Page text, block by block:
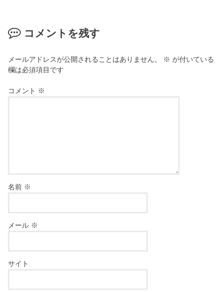
コメントを残す
メールアドレスが公開されることはありません。 ※ が付いている
欄は必須項目です
コメント ※
名前 ※
メール ※
サイト